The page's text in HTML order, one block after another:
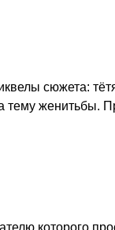
сюжета:
тему